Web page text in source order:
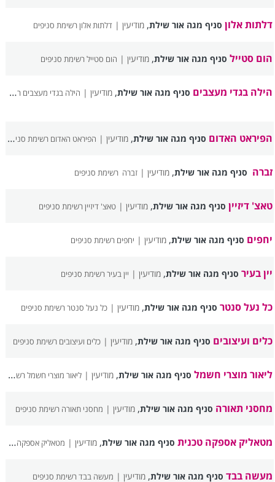
דלתות אלון סניף מגה אור שילת,מודיעין | דלתות אלון רשימת סניפים
הום סטייל סניף מגה אור שילת,מודיעין | הום סטייל רשימת סניפים
הילה בגדי מעצבים סניף מגה אור שילת,מודיעין | הילה בגדי מעצבים רשימת סניפים
הפיראט האדום סניף מגה אור שילת,מודיעין | הפיראט האדום רשימת סניפים
זברה סניף מגה אור שילת,מודיעין |זברה רשימת סניפים
טאצ' דיזיין סניף מגה אור שילת,מודיעין |טאצ' דיזיין רשימת סניפים
יחפים סניף מגה אור שילת,מודיעין | יחפים רשימת סניפים
יין בעיר סניף מגה אור שילת,מודיעין | יין בעיר רשימת סניפים
כל נעל סנטר סניף מגה אור שילת,מודיעין |כל נעל סנטר רשימת סניפים
כלים ועיצובים סניף מגה אור שילת,מודיעין |כלים ועיצובים רשימת סניפים
ליאור מוצרי חשמל סניף מגה אור שילת,מודיעין |ליאור מוצרי חשמל רשימת סניפים
מחסני תאורה סניף מגה אור שילת,מודיעין | מחסני תאורה רשימת סניפים
מטאליק אספקה טכנית סניף מגה אור שילת,מודיעין | מטאליק אספקה טכנית רשימת סניפים
מעשה בבד סניף מגה אור שילת,מודיעין | מעשה בבד רשימת סניפים